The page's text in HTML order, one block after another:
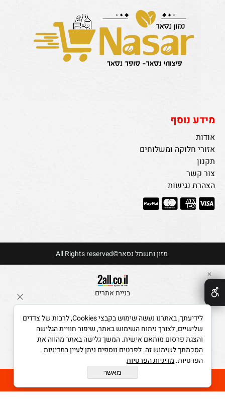
הוסף לסל
מידע נוסף
אודות
אזורי חלוקה ומשלוחים
תקנון
צור קשר
הצהרת נגישות
מזון וחשמל נסאר©All Rights reserved
בניית אתרים
✕
לידיעתך, באתרנו נעשה שימוש בקבצי Cookies, לרבות של צדדים
שלישיים, לצורך ניתוח השימוש באתר, שיפור חוויית הגלישה
והצגת פרסום מותאם אישית. המשך גלישה באתר מהווה את
הסכמתך לשימוש זה. לפרטים נוספים ניתן לעיין במדיניות
הפרטיות. מדיניות הפרטיות
מאשר